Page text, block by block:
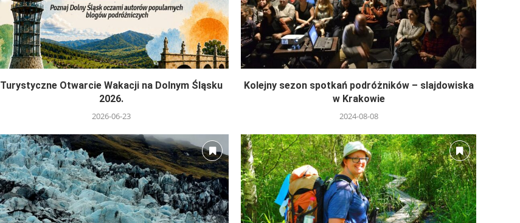
Turystyczne Otwarcie Wakacji na Dolnym Śląsku
2026.
2026-06-23
Kolejny sezon spotkań podróżników – slajdowiska
w Krakowie
2024-08-08